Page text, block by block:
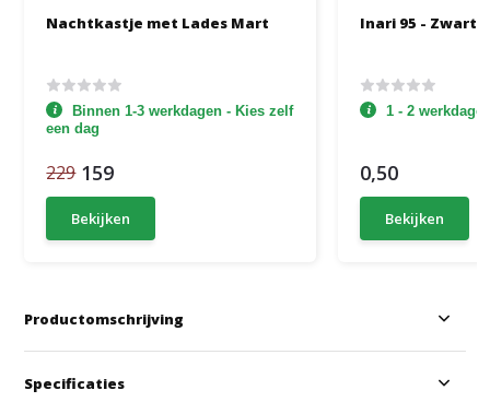
Nachtkastje met Lades Mart
Binnen 1-3 werkdagen - Kies zelf
een dag
229 159
Bekijken
Inari 95 -
1 - 2
0,50
Bekijken
Productomschrijving
Specificaties